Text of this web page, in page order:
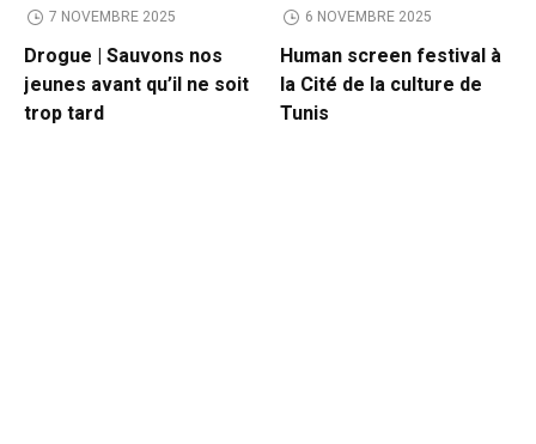
7 NOVEMBRE 2025
Drogue | Sauvons nos
jeunes avant qu’il ne soit
trop tard
6 NOVEMBRE 2025
Human screen festival à
la Cité de la culture de
Tunis